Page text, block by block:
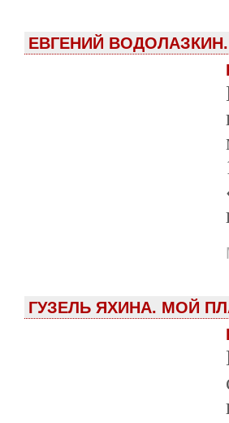
ЕВГЕНИЙ
ГУЗЕЛЬ ЯХИНА. МОЙ